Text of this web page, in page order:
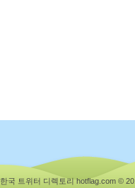
한국 트위터 디렉토리 hotflag.com ©